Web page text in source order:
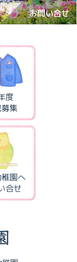
お問い合せ
度
集
園へ
合せ